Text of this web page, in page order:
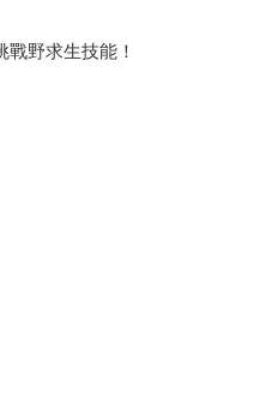
野求生技能！